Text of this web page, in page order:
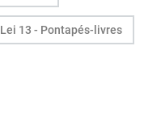
Lei 13 - Pontapés-livres